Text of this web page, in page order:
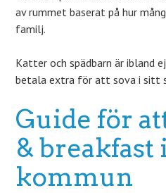
av rummet baserat på hur
familj.
Katter och spädbarn är ibland
betala extra för att sova i sitt
Guide för
& breakfast
kommun